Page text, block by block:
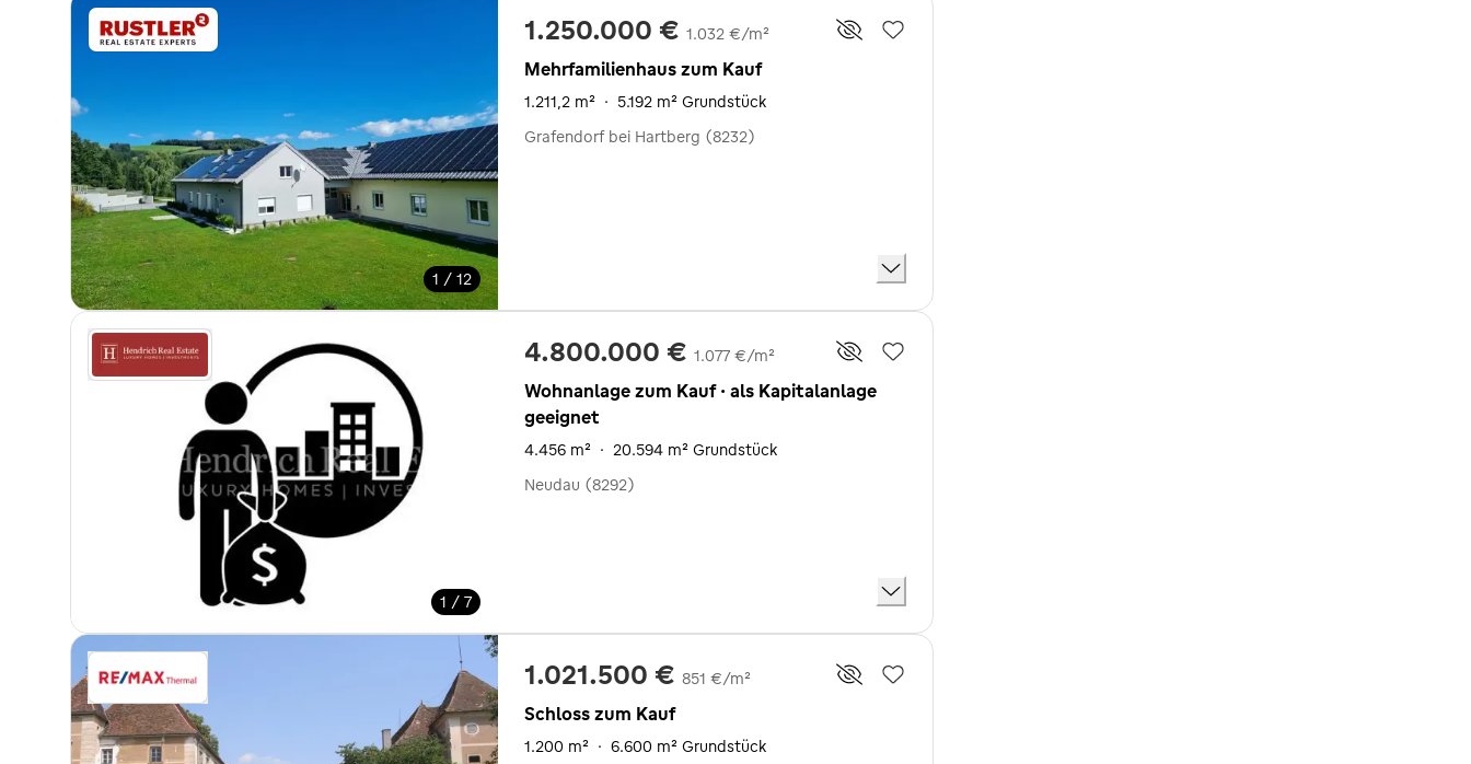
1 / 12
1.250.000 € 1.032 €/m²
Mehrfamilienhaus zum Kauf
1.211,2 m² · 5.192 m² Grundstück
Grafendorf bei Hartberg (8232)
1 / 7
4.800.000 € 1.077 €/m²
Wohnanlage zum Kauf · als Kapitalanlage
geeignet
4.456 m² · 20.594 m² Grundstück
Neudau (8292)
1.021.500 € 851 €/m²
Schloss zum Kauf
1.200 m² · 6.600 m² Grundstück